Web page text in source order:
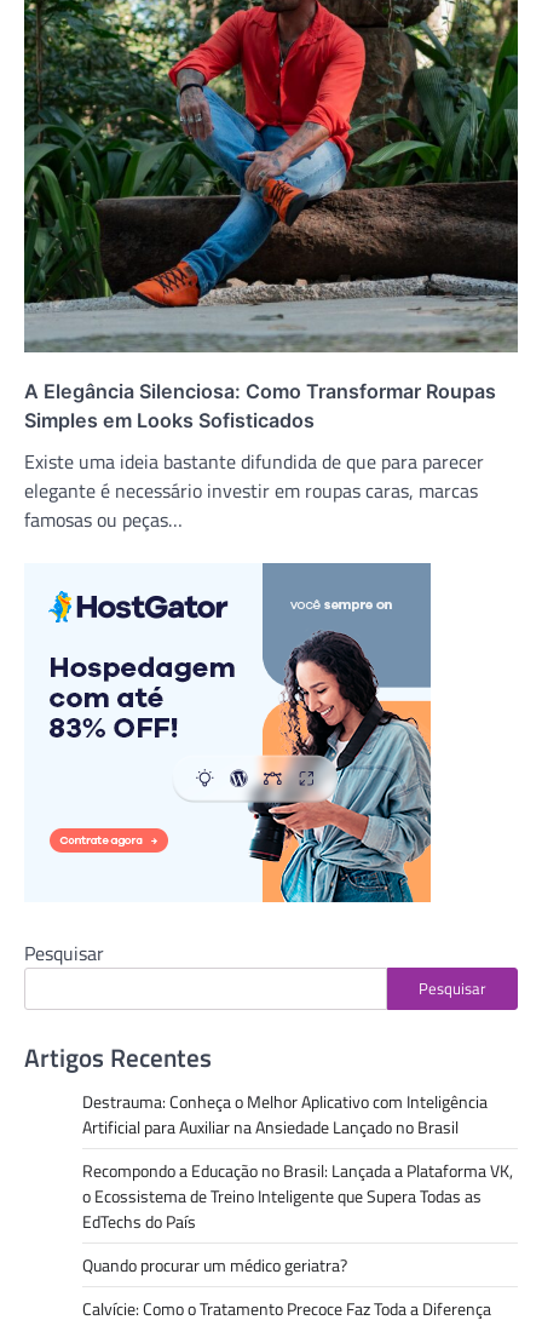
A Elegância Silenciosa: Como Transformar Roupas
Simples em Looks Sofisticados
Existe uma ideia bastante difundida de que para parecer
elegante é necessário investir em roupas caras, marcas
famosas ou peças…
Pesquisar
Pesquisar
Artigos Recentes
Destrauma: Conheça o Melhor Aplicativo com Inteligência
Artificial para Auxiliar na Ansiedade Lançado no Brasil
Recompondo a Educação no Brasil: Lançada a Plataforma VK,
o Ecossistema de Treino Inteligente que Supera Todas as
EdTechs do País
Quando procurar um médico geriatra?
Calvície: Como o Tratamento Precoce Faz Toda a Diferença